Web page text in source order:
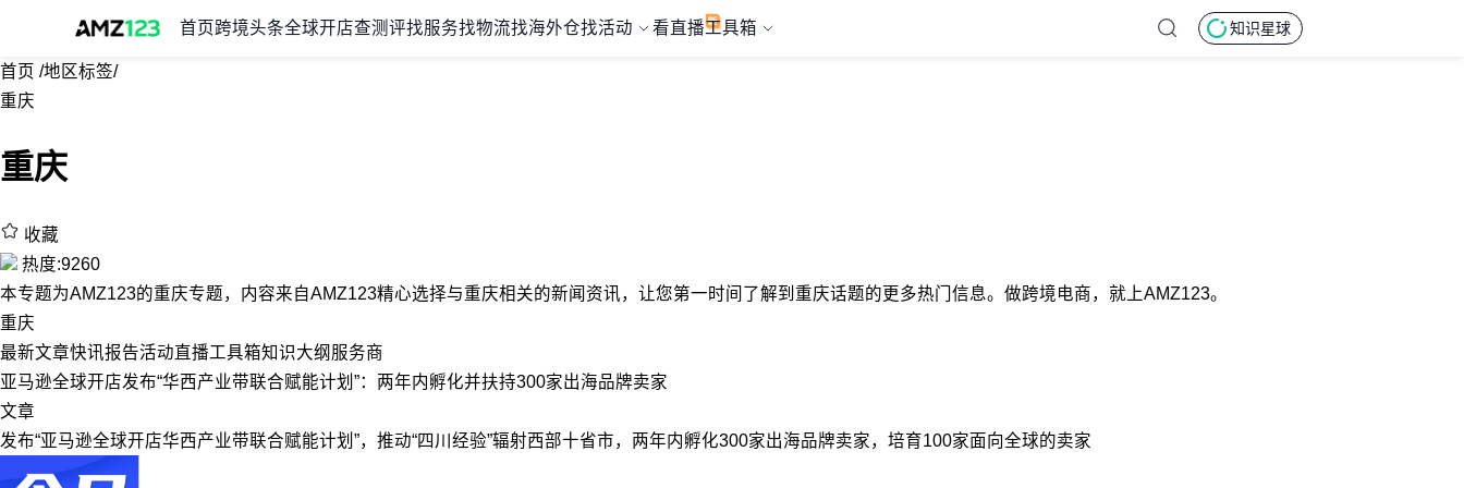
首页 跨境头条全球开店查测评找服务找物流找海外仓找活动 看直播工具箱 知识星球
首页 /地区标签/
重庆
重庆
收藏
热度:9260
本专题为AMZ123的重庆专题，内容来自AMZ123精心选择与重庆相关的新闻资讯，让您第一时间了解到重庆话题的更多热门信息。做跨境电商，就上AMZ123。
重庆
最新文章快讯报告活动直播工具箱知识大纲 服务商
亚马逊全球开店发布“华西产业带联合赋能计划”：两年内孵化并扶持300家出海品牌卖家
文章
发布“亚马逊全球开店华西产业带联合赋能计划”，推动“四川经验”辐射西部十省市，两年内孵化300家出海品牌卖家，培育100家面向全球的卖家